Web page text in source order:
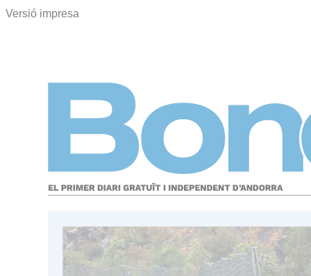
Versió impresa